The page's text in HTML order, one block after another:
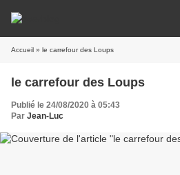
Accueil » le carrefour des Loups
le carrefour des Loups
Publié le 24/08/2020 à 05:43
Par Jean-Luc